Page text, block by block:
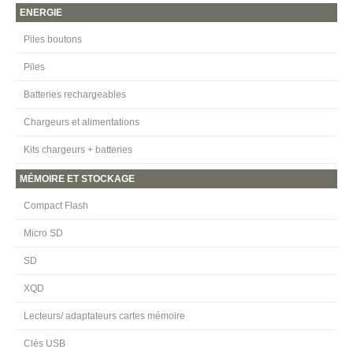
ENERGIE
Piles boutons
Piles
Batteries rechargeables
Chargeurs et alimentations
Kits chargeurs + batteries
MÉMOIRE ET STOCKAGE
Compact Flash
Micro SD
SD
XQD
Lecteurs/ adaptateurs cartes mémoire
Clés USB